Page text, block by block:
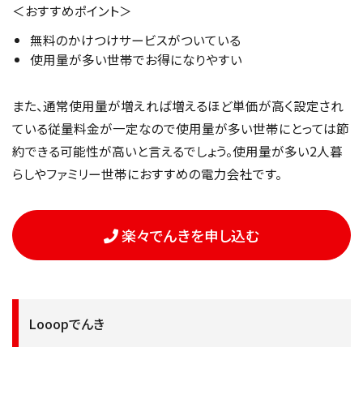
＜おすすめポイント＞
無料のかけつけサービスがついている
使用量が多い世帯でお得になりやすい
また、通常使用量が増えれば増えるほど単価が高く設定され
ている従量料金が一定なので使用量が多い世帯にとっては節
約できる可能性が高いと言えるでしょう。使用量が多い2人暮
らしやファミリー世帯におすすめの電力会社です。
楽々でんきを申し込む
Looopでんき